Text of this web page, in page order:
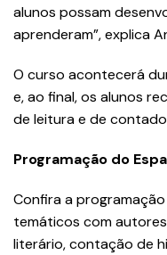
alunos possam
aprenderam”, explica
O curso acontecerá
e, ao final, os alunos
de leitura e de
Programação do
Confira a
temáticos com
literário, contação de